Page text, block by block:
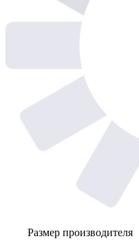
Размер производителя